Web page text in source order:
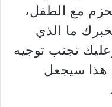
مع الطفل،
ما الذي
تجنب توجيه
هذا سيجعل